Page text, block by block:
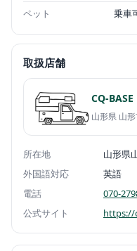
ペット
乗車
取扱店舗
CQ-BASE
山形県 山
所在地
山形県
外国語対応
英語
電話
070-
公式サイト
https://